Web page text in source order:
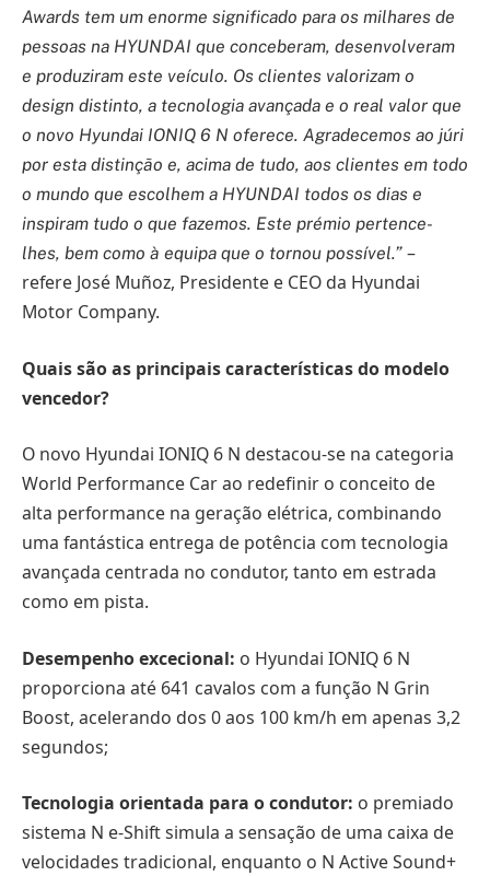
Awards tem um enorme significado para os milhares de
pessoas na HYUNDAI que conceberam, desenvolveram
e produziram este veículo. Os clientes valorizam o
design distinto, a tecnologia avançada e o real valor que
o novo Hyundai IONIQ 6 N oferece. Agradecemos ao júri
por esta distinção e, acima de tudo, aos clientes em todo
o mundo que escolhem a HYUNDAI todos os dias e
inspiram tudo o que fazemos. Este prémio pertence-
lhes, bem como à equipa que o tornou possível.” –
refere José Muñoz, Presidente e CEO da Hyundai
Motor Company.
Quais são as principais características do modelo
vencedor?
O novo Hyundai IONIQ 6 N destacou-se na categoria
World Performance Car ao redefinir o conceito de
alta performance na geração elétrica, combinando
uma fantástica entrega de potência com tecnologia
avançada centrada no condutor, tanto em estrada
como em pista.
Desempenho excecional: o Hyundai IONIQ 6 N
proporciona até 641 cavalos com a função N Grin
Boost, acelerando dos 0 aos 100 km/h em apenas 3,2
segundos;
Tecnologia orientada para o condutor: o premiado
sistema N e-Shift simula a sensação de uma caixa de
velocidades tradicional, enquanto o N Active Sound+